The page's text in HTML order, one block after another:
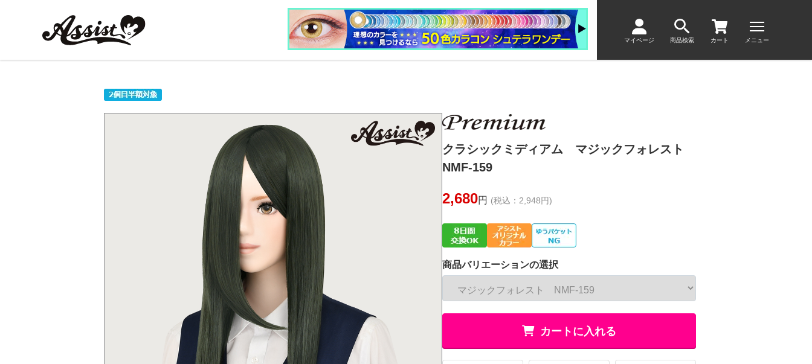
マイページ 商品検索 カート メニュー
クラシックミディアム マジックフォレスト
NMF-159
2,680円 (税込：2,948円)
商品バリエーションの選択
カートに入れる